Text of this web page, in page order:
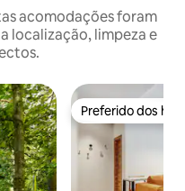
acomodações foram
localização, limpeza e
Preferido dos
Preferido dos